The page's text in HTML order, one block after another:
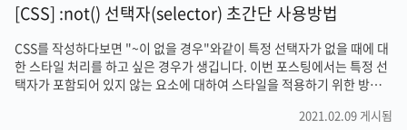
[CSS] :not() 선택자(selector) 초간단 사용방법
CSS를 작성하다보면 "~이 없을 경우"와같이 특정 선택자가 없을 때에 대
한 스타일 처리를 하고 싶은 경우가 생깁니다. 이번 포스팅에서는 특정 선
택자가 포함되어 있지 않는 요소에 대하여 스타일을 적용하기 위한 방법
(negation) CSS 가상클래스로CSS의 :not() 선택자를 사용하면 특정 선
2021.02.09 게시됨